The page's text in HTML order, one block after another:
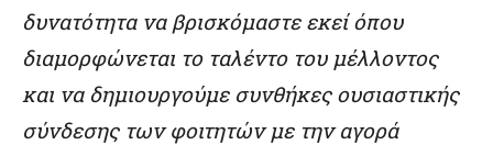
δυνατότητα να βρισκόμαστε εκεί όπου
διαμορφώνεται το ταλέντο του μέλλοντος
και να δημιουργούμε συνθήκες ουσιαστικής
σύνδεσης των φοιτητών με την αγορά